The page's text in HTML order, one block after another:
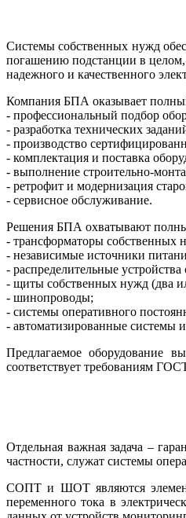
Системы собственных нужд
погашению подстанции в целом,
надежного и качественного
Компания БПА оказывает
- профессиональный подбор
- разработка технических
- производство
- комплектация и поставка
- выполнение строительно-
- ретрофит и модернизация
- сервисное обслуживание.
Решения БПА охватывают
- трансформаторы собственных
- независимые источники
- распределительные
- щиты собственных нужд (два
- шинопроводы;
- системы оперативного
- автоматизированные системы
Предлагаемое оборудование
соответствует требованиям
Отдельная важная задача –
частности, служат системы
СОПТ и ШОТ являются
переменного тока в